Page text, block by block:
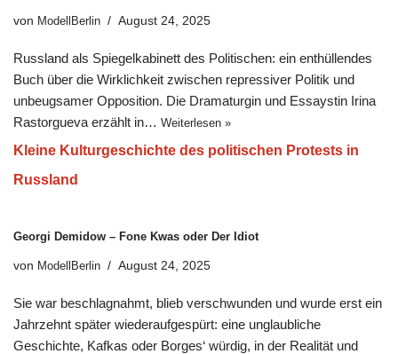
von ModellBerlin August 24, 2025
Russland als Spiegelkabinett des Politischen: ein enthüllendes
Buch über die Wirklichkeit zwischen repressiver Politik und
unbeugsamer Opposition. Die Dramaturgin und Essaystin Irina
Rastorgueva erzählt in… Weiterlesen »
Kleine Kulturgeschichte des politischen Protests in
Russland
Georgi Demidow – Fone Kwas oder Der Idiot
von ModellBerlin August 24, 2025
Sie war beschlagnahmt, blieb verschwunden und wurde erst ein
Jahrzehnt später wiederaufgespürt: eine unglaubliche
Geschichte, Kafkas oder Borges‘ würdig, in der Realität und